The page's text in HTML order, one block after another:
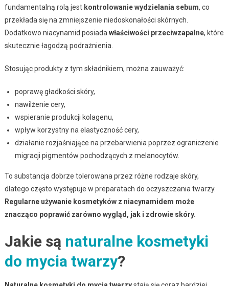
fundamentalną rolą jest kontrolowanie wydzielania sebum, co
przekłada się na zmniejszenie niedoskonałości skórnych.
Dodatkowo niacynamid posiada właściwości przeciwzapalne, które
skutecznie łagodzą podrażnienia.
Stosując produkty z tym składnikiem, można zauważyć:
poprawę gładkości skóry,
nawilżenie cery,
wspieranie produkcji kolagenu,
wpływ korzystny na elastyczność cery,
działanie rozjaśniające na przebarwienia poprzez ograniczenie
migracji pigmentów pochodzących z melanocytów.
To substancja dobrze tolerowana przez różne rodzaje skóry,
dlatego często występuje w preparatach do oczyszczania twarzy.
Regularne używanie kosmetyków z niacynamidem może
znacząco poprawić zarówno wygląd, jak i zdrowie skóry.
Jakie są naturalne kosmetyki
do mycia twarzy?